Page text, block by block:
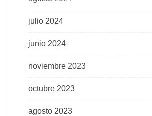
julio 2024
junio 2024
noviembre 2023
octubre 2023
agosto 2023